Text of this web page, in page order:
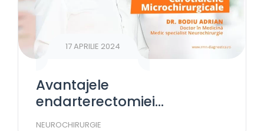
17 APRILIE 2024
Avantajele
endarterectomiei
carotidiene
NEUROCHIRURGIE